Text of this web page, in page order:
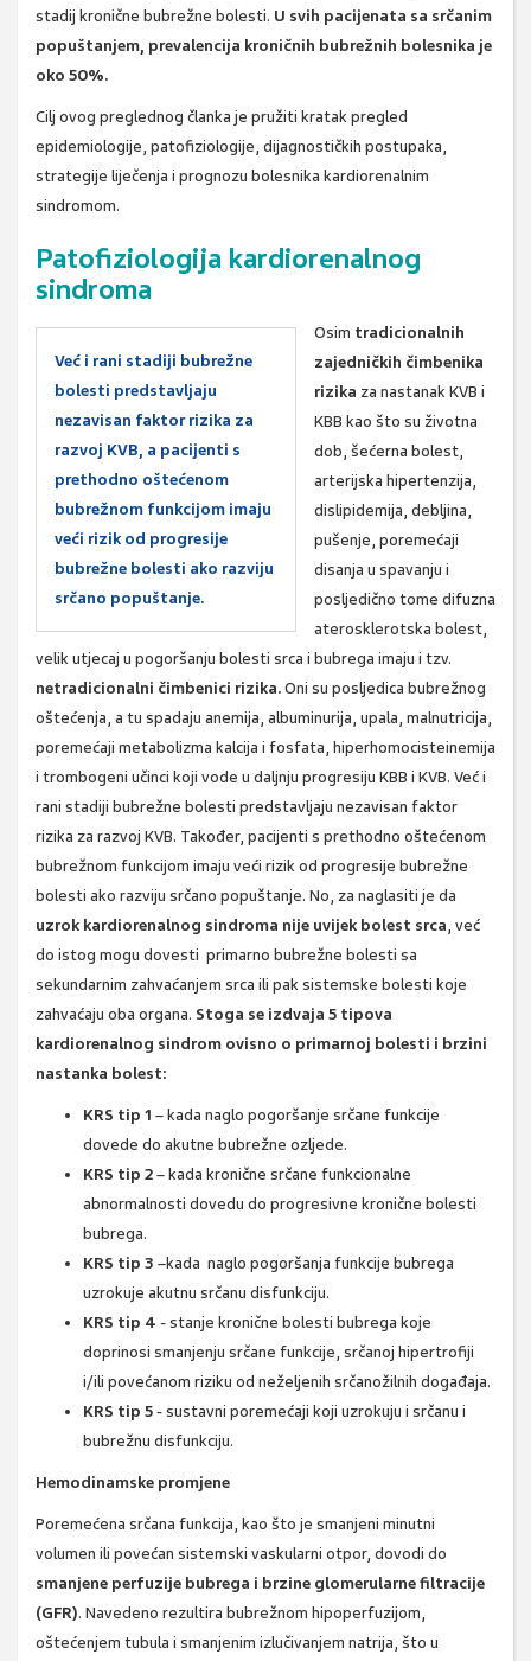
stadij kronične bubrežne bolesti. U svih pacijenata sa srčanim
popuštanjem, prevalencija kroničnih bubrežnih bolesnika je
oko 50%.
Cilj ovog preglednog članka je pružiti kratak pregled
epidemiologije, patofiziologije, dijagnostičkih postupaka,
strategije liječenja i prognozu bolesnika kardiorenalnim
sindromom.
Patofiziologija kardiorenalnog
sindroma
Već i rani stadiji bubrežne
bolesti predstavljaju
nezavisan faktor rizika za
razvoj KVB, a pacijenti s
prethodno oštećenom
bubrežnom funkcijom imaju
veći rizik od progresije
bubrežne bolesti ako razviju
srčano popuštanje.
Osim tradicionalnih
zajedničkih čimbenika
rizika za nastanak KVB i
KBB kao što su životna
dob, šećerna bolest,
arterijska hipertenzija,
dislipidemija, debljina,
pušenje, poremećaji
disanja u spavanju i
posljedično tome difuzna
aterosklerotska bolest,
velik utjecaj u pogoršanju bolesti srca i bubrega imaju i tzv.
netradicionalni čimbenici rizika.Oni su posljedica bubrežnog
oštećenja, a tu spadaju anemija, albuminurija, upala, malnutricija,
poremećaji metabolizma kalcija i fosfata, hiperhomocisteinemija
i trombogeni učinci koji vode u daljnju progresiju KBB i KVB. Već i
rani stadiji bubrežne bolesti predstavljaju nezavisan faktor
rizika za razvoj KVB. Također, pacijenti s prethodno oštećenom
bubrežnom funkcijom imaju veći rizik od progresije bubrežne
bolesti ako razviju srčano popuštanje. No, za naglasiti je da
uzrok kardiorenalnog sindroma nije uvijek bolest srca, već
do istog mogu dovesti primarno bubrežne bolesti sa
sekundarnim zahvaćanjem srca ili pak sistemske bolesti koje
zahvaćaju oba organa. Stoga se izdvaja 5 tipova
kardiorenalnog sindrom ovisno o primarnoj bolesti i brzini
nastanka bolest:
KRS tip 1 – kada naglo pogoršanje srčane funkcije
dovede do akutne bubrežne ozljede.
KRS tip 2– kada kronične srčane funkcionalne
abnormalnosti dovedu do progresivne kronične bolesti
bubrega.
KRS tip 3 –kada naglo pogoršanja funkcije bubrega
uzrokuje akutnu srčanu disfunkciju.
KRS tip 4 - stanje kronične bolesti bubrega koje
doprinosi smanjenju srčane funkcije, srčanoj hipertrofiji
i/ili povećanom riziku od neželjenih srčanožilnih događaja.
KRS tip 5- sustavni poremećaji koji uzrokuju i srčanu i
bubrežnu disfunkciju.
Hemodinamske promjene
Poremećena srčana funkcija, kao što je smanjeni minutni
volumen ili povećan sistemski vaskularni otpor, dovodi do
smanjene perfuzije bubrega i brzine glomerularne filtracije
(GFR). Navedeno rezultira bubrežnom hipoperfuzijom,
oštećenjem tubula i smanjenim izlučivanjem natrija, što u